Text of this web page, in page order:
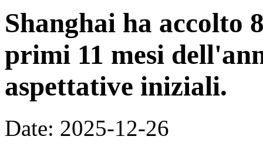
Shanghai ha accolto
primi 11 mesi
aspettative iniziali.
Date: 2025-12-26